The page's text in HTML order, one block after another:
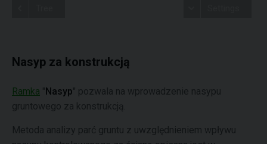
Nasyp za konstrukcją
Ramka "Nasyp" pozwala na wprowadzenie nasypu
gruntowego za konstrukcją.
Metoda analizy parć gruntu z uwzględnieniem wpływu